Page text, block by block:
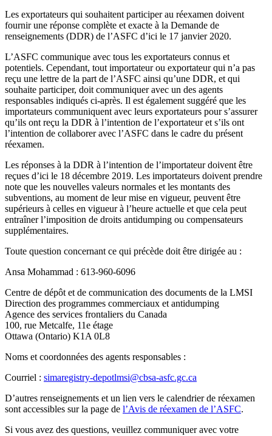
Les exportateurs qui souhaitent participer au réexamen doivent
fournir une réponse complète et exacte à la Demande de
renseignements (DDR) de l’ASFC d’ici le 17 janvier 2020.
L’ASFC communique avec tous les exportateurs connus et
potentiels. Cependant, tout importateur ou exportateur qui n’a pas
reçu une lettre de la part de l’ASFC ainsi qu’une DDR, et qui
souhaite participer, doit communiquer avec un des agents
responsables indiqués ci-après. Il est également suggéré que les
importateurs communiquent avec leurs exportateurs pour s’assurer
qu’ils ont reçu la DDR à l’intention de l’exportateur et s’ils ont
l’intention de collaborer avec l’ASFC dans le cadre du présent
réexamen.
Les réponses à la DDR à l’intention de l’importateur doivent être
reçues d’ici le 18 décembre 2019. Les importateurs doivent prendre
note que les nouvelles valeurs normales et les montants des
subventions, au moment de leur mise en vigueur, peuvent être
supérieurs à celles en vigueur à l’heure actuelle et que cela peut
entraîner l’imposition de droits antidumping ou compensateurs
supplémentaires.
Toute question concernant ce qui précède doit être dirigée au :
Ansa Mohammad : 613-960-6096
Centre de dépôt et de communication des documents de la LMSI
Direction des programmes commerciaux et antidumping
Agence des services frontaliers du Canada
100, rue Metcalfe, 11e étage
Ottawa (Ontario) K1A 0L8
Noms et coordonnées des agents responsables :
Courriel : simaregistry-depotlmsi@cbsa-asfc.gc.ca
D’autres renseignements et un lien vers le calendrier de réexamen
sont accessibles sur la page de l’Avis de réexamen de l’ASFC.
Si vous avez des questions, veuillez communiquer avec votre